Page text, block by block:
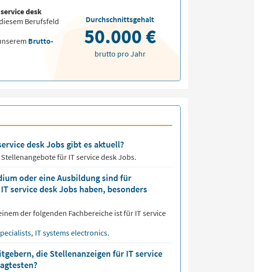
desk
Berufsfeld
Brutto-
Durchschnittsgehalt
50.000 €
brutto pro Jahr
desk Jobs gibt es aktuell?
fürIT service desk Jobs.
oder eine Ausbildung sind für
service desk Jobs haben, besonders
der folgenden Fachbereiche ist fürIT service
, IT systems electronics.
die Stellenanzeigen für IT service